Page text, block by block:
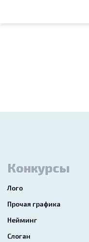
Конкурсы
Лого
Прочая графика
Нейминг
Слоган